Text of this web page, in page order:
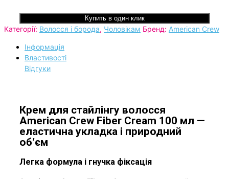
Купить в один клик
Категорії: Волосся і борода, Чоловікам Бренд: American Crew
Інформація
Властивості
Відгуки
Крем для стайлінгу волосся
American Crew Fiber Cream 100 мл —
еластична укладка і природний
об’єм
Легка формула і гнучка фіксація